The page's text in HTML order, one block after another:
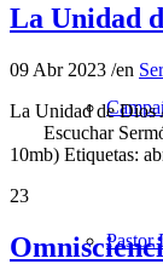
Pastor
La Unidad
09 Abr 2023 /en
La Unidad de Dios
Escuchar
10mb) Etiquetas:
23